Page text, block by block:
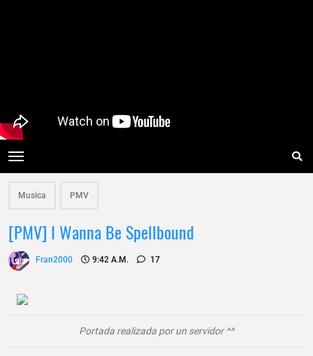
Musica PMV
[PMV] I Wanna Be Spellbound
Fran2000 9:42 A.m. 17
Portada realizada por un servidor ^^